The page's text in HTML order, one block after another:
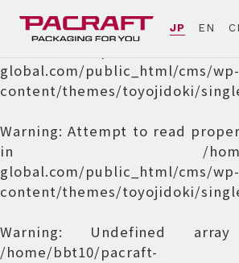
JP EN
Warning: Undefined
global.com/public_html/cms/wp-
content/themes/toyojidoki/
Warning: Attempt to read
in /
global.com/public_html/cms/wp-
content/themes/toyojidoki/
Warning: Undefined
/home/bbt10/pacraft-